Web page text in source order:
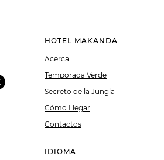
HOTEL MAKANDA
Acerca
Temporada Verde
Secreto de la Jungla
Cómo Llegar
Contactos
IDIOMA